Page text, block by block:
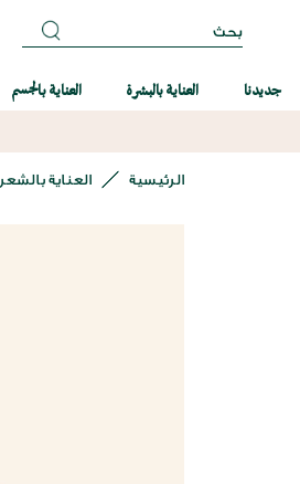
بحث
جديدنا العناية بالبشرة العناية بالجسم
الرئيسية العناية بالشعر